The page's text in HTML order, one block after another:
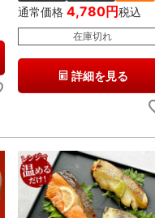
通常価格 4,780 税込
在庫切れ
詳細を見る